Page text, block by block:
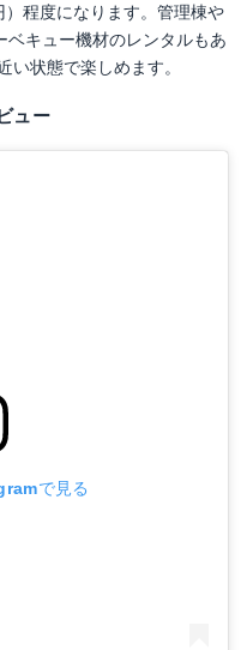
程度になります。管理棟や
キュー機材のレンタルもあ
い状態で楽しめます。
ュー
で見る